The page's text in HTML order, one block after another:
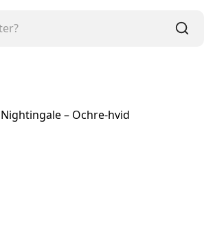
– Ochre-hvid